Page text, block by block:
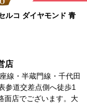
ルコ ダイヤモンド 青
店
線・半蔵門線・千代田
参道交差点側へ徒歩1
面店でございます。大